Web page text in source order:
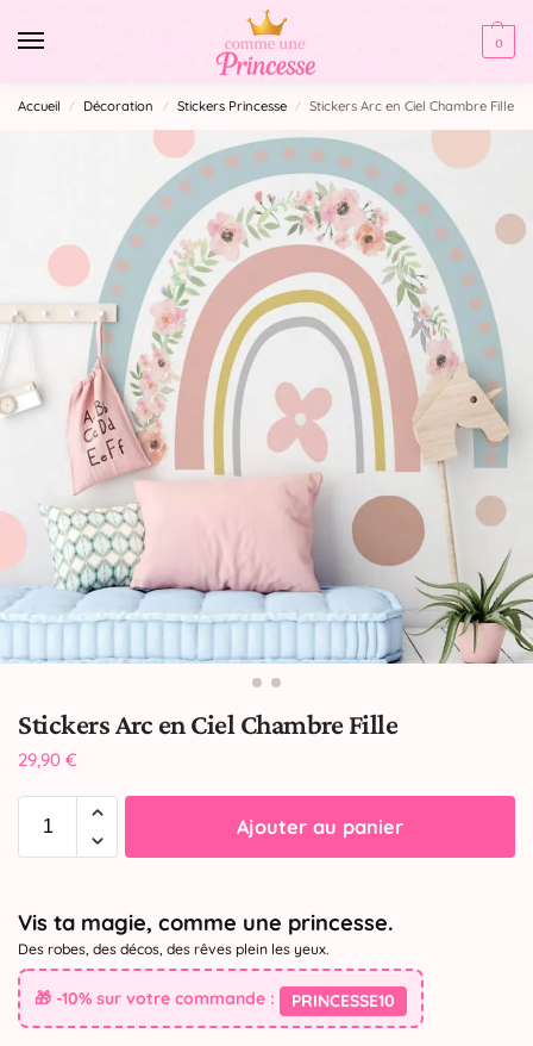
0
Accueil / Décoration / Stickers Princesse / Stickers Arc en Ciel Chambre Fille
Stickers Arc en Ciel Chambre Fille
29,90 €
Ajouter au panier
Vis ta magie, comme une princesse.
Des robes, des décos, des rêves plein les yeux.
🎁 -10% sur votre commande : PRINCESSE10